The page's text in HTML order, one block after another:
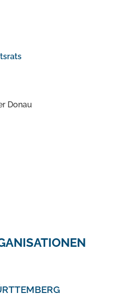
Donau